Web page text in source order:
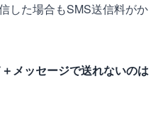
した場合もSMS送信料がか
メッセージで送れないのは